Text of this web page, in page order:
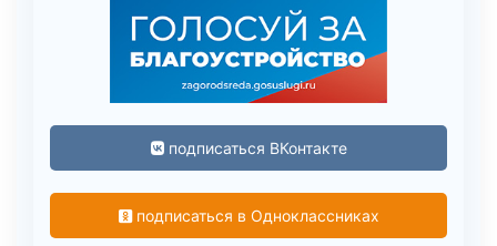
подписаться ВКонтакте
подписаться в Одноклассниках